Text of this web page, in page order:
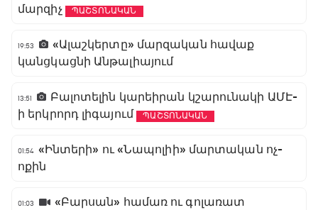
մարզիչ
ՊԱՇՏՈՆԱԿԱՆ
19:53
«Ալաշկերտը» մարզական հավաք
կանցկացնի Անթալիայում
13:51
Բալոտելին կարեիրան կշարունակի ԱՄԷ-
ի երկրորդ լիգայում
ՊԱՇՏՈՆԱԿԱՆ
01:54 «Ինտերի» ու «Նապոլիի» մարտական ոչ-
ոքին
01:03
«Բարսան» համառ ու գոլառատ